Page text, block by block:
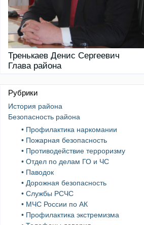
Тренькаев Денис Сергеевич
Глава района
Рубрики
История района
Безопасность района
• Профилактика наркомании
• Пожарная безопасность
• Противодействие терроризму
• Отдел по делам ГО и ЧС
• Паводок
• Дорожная безопасность
• Службы РСЧС
• МЧС России по АК
• Профилактика экстремизма